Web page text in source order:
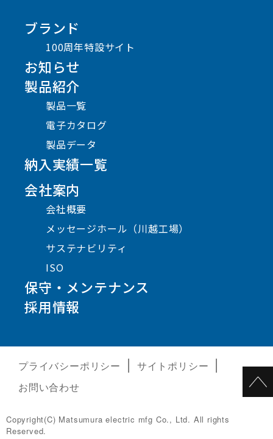
ブランド
100周年特設サイト
お知らせ
製品紹介
製品一覧
電子カタログ
製品データ
納入実績一覧
会社案内
会社概要
メッセージホール（川越工場）
サステナビリティ
ISO
保守・メンテナンス
採用情報
プライバシーポリシー
サイトポリシー
お問い合わせ
Copyright(C) Matsumura electric mfg Co., Ltd. All rights
Reserved.